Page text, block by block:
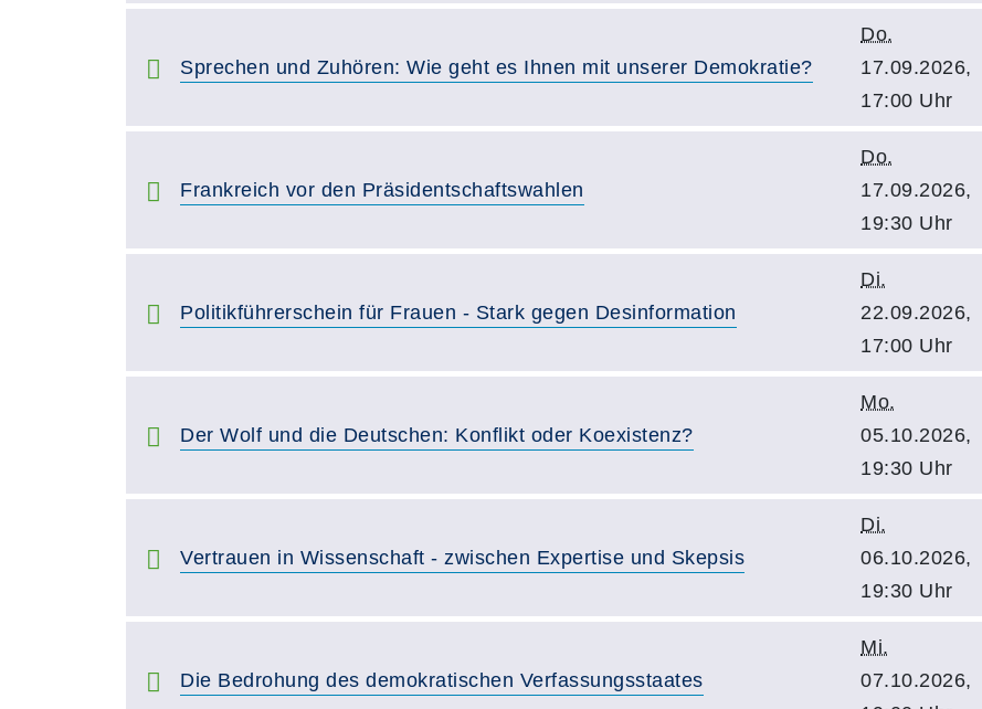
Sprechen und Zuhören: Wie geht es Ihnen mit unserer Demokratie?
Do.
17.09.2026,
17:00 Uhr
Frankreich vor den Präsidentschaftswahlen
Do.
17.09.2026,
19:30 Uhr
Politikführerschein für Frauen - Stark gegen Desinformation
Di.
22.09.2026,
17:00 Uhr
Der Wolf und die Deutschen: Konflikt oder Koexistenz?
Mo.
05.10.2026,
19:30 Uhr
Vertrauen in Wissenschaft - zwischen Expertise und Skepsis
Di.
06.10.2026,
19:30 Uhr
Die Bedrohung des demokratischen Verfassungsstaates
Mi.
07.10.2026,